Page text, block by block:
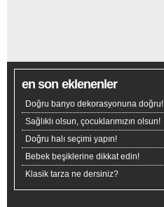
en son eklenenler
Doğru banyo dekorasyonuna doğru!
Sağlıklı olsun, çocuklarımızın olsun!
Doğru halı seçimi yapın!
Bebek beşiklerine dikkat edin!
Klasik tarza ne dersiniz?